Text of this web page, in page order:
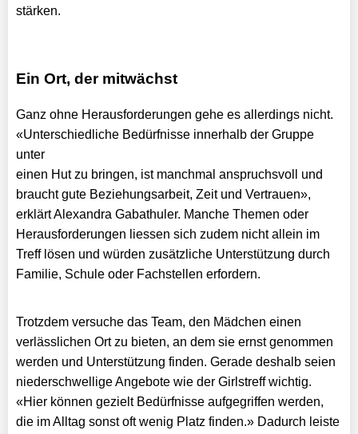
stärken.
Ein Ort, der mitwächst
Ganz ohne Herausforderungen gehe es allerdings nicht.
«Unterschiedliche Bedürfnisse innerhalb der Gruppe
unter
einen Hut zu bringen, ist manchmal anspruchsvoll und
braucht gute Beziehungsarbeit, Zeit und Vertrauen»,
erklärt Alexandra Gabathuler. Manche Themen oder
Herausforderungen liessen sich zudem nicht allein im
Treff lösen und würden zusätzliche Unterstützung durch
Familie, Schule oder Fachstellen erfordern.
Trotzdem versuche das Team, den Mädchen einen
verlässlichen Ort zu bieten, an dem sie ernst genommen
werden und Unterstützung finden. Gerade deshalb seien
niederschwellige Angebote wie der Girlstreff wichtig.
«Hier können gezielt Bedürfnisse aufgegriffen werden,
die im Alltag sonst oft wenig Platz finden.» Dadurch leiste